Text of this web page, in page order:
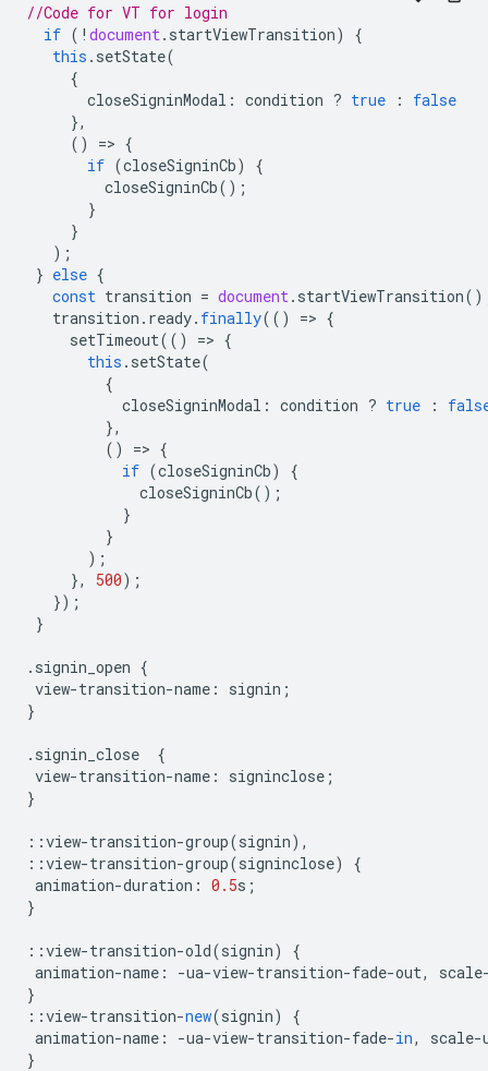
//Code for VT for login
if ( ! document . startViewTransition)
{
this . setState(
{
closeSigninModal : condition ? true :
false
},
()
=> {
if (closeSigninCb)
{
closeSigninCb();
}
}
);
} else {
const transition = document . startViewTransition
transition . ready. finally(() => {
setTimeout(() => {
this . setState(
{
closeSigninModal : condition ? true :
},
()
=> {
if (closeSigninCb)
{
closeSigninCb();
}
}
);
},
500);
});
}
. signin_open {
view-transition-name : signin ;
}
. signin_close
{
view-transition-name : signinclose ;
}
::view-transition-group(signin),
::view-transition-group(signinclose)
{
animation-duration : 0.5s ;
}
::view-transition-old(signin)
{
animation-name : -ua-view-transition-fade-out, scale
}
::view-transition-new(signin)
{
animation-name : -ua-view-transition-fade-in, scale-
}